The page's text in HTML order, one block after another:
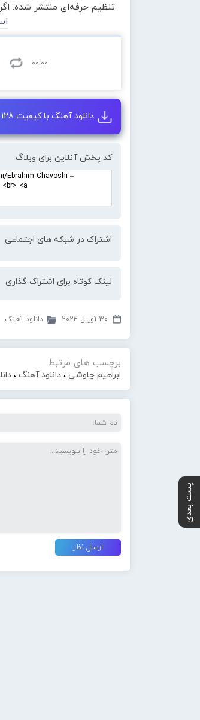
تنظیم حرفه‌ای منتشر شده.
00:00
دانلود آهنگ با کیفیت 128
کد پخش آنلاین برای وبلاگ
اشتراک در شبکه های اجتماعی
لینک کوتاه برای اشتراک گذاری
30 آوریل 2024 دانلود آهنگ
پست بعدی
برچسب های مرتبط
ابراهیم چاوشی ، دانلود آهنگ ،